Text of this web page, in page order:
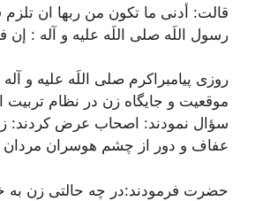
قالت: أدنی ما تکون من ربها ان تلزم
رسول اللَه صلی اللَه علیه و آله : إن
روزی پیامبراکرم صلی اللَه علیه و
موقعیت و جایگاه زن در نظام تربیت
سؤال نمودند: اصحاب عرض کردند:
عفاف و دور از چشم هوسران مردان
حضرت فرمودند:در چه حالتی زن به